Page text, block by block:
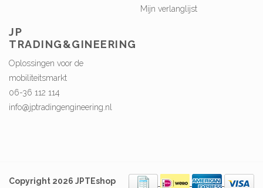
Mijn verlanglijst
JP
TRADING&GINEERING
Oplossingen voor de
mobiliteitsmarkt
06-36 112 114
info@jptradingengineering.nl
Copyright 2026 JPTEshop